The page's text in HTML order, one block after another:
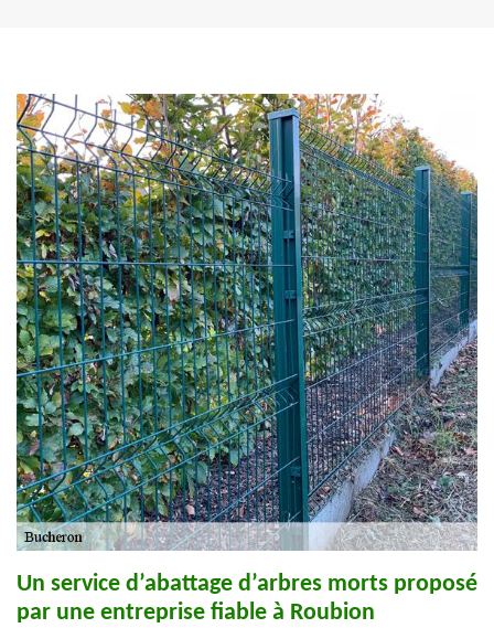
Un service d’abattage d’arbres morts proposé
par une entreprise fiable à Roubion